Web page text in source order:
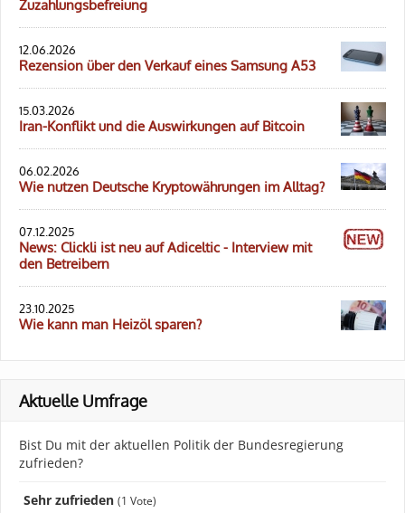
Zuzahlungsbefreiung
12.06.2026
Rezension über den Verkauf eines Samsung A53
15.03.2026
Iran-Konflikt und die Auswirkungen auf Bitcoin
06.02.2026
Wie nutzen Deutsche Kryptowährungen im Alltag?
07.12.2025
News: Clickli ist neu auf Adiceltic - Interview mit
den Betreibern
23.10.2025
Wie kann man Heizöl sparen?
Aktuelle Umfrage